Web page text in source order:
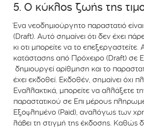
5. Ο κύκλος ζωής της
Ένα νεοδημιούργητο παραστατιό
(Draft). Αυτό σημαίνει ότι δεν έχει
κι οτι μπορείτε να το
κατάστασης από Πρόχειρο (Draft) σε
δημιουργεί αρίθμηση και το
έχει εκδοθεί. Εκδοθέν, σημαίνει όχι
Εναλλακτικά, μπορείτε να αλλάξετε
παραστατικού σε Επι μέρους
Εξοφλημένο (Paid), αναλόγως των
λάβει τη στιγμή της έκδοσης. Καθώς